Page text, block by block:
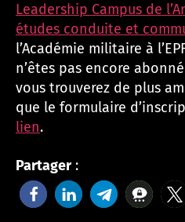
Leadership Campus de
études conduite et
l’Académie militaire à
n’êtes pas encore
vous trouverez de plus
que le formulaire
lien.
Partager: